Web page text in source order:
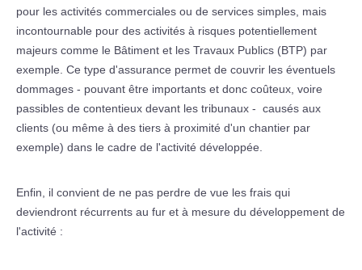
pour les activités commerciales ou de services simples, mais
incontournable pour des activités à risques potentiellement
majeurs comme le Bâtiment et les Travaux Publics (BTP) par
exemple. Ce type d'assurance permet de couvrir les éventuels
dommages - pouvant être importants et donc coûteux, voire
passibles de contentieux devant les tribunaux - causés aux
clients (ou même à des tiers à proximité d'un chantier par
exemple) dans le cadre de l'activité développée.
Enfin, il convient de ne pas perdre de vue les frais qui
deviendront récurrents au fur et à mesure du développement de
l'activité :